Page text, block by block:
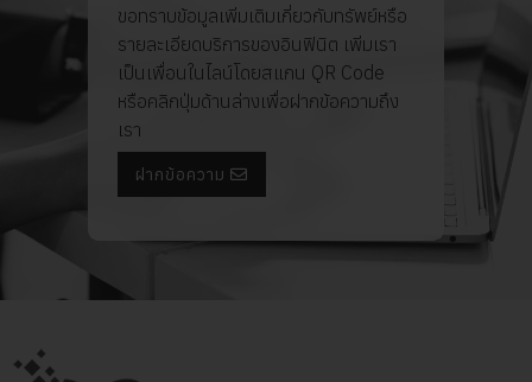
ขอทราบข้อมูลเพิ่มเติมเกี่ยวกับทรัพย์หรือ
รายละเอียดบริการของอินฟินิต เพิ่มเรา
เป็นเพื่อนในไลน์โดยสแกน QR Code
หรือคลิกปุ่มด้านล่างเพื่อฝากข้อความถึง
เรา
ฝากข้อความ